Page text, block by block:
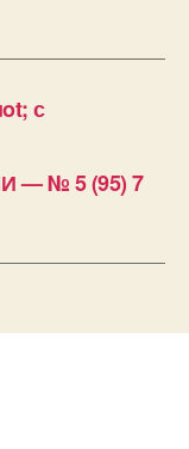
с
— № 5 (95) 7